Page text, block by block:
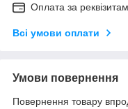
Оплата за
Всі умови оплати
Умови повернення
Повернення товару